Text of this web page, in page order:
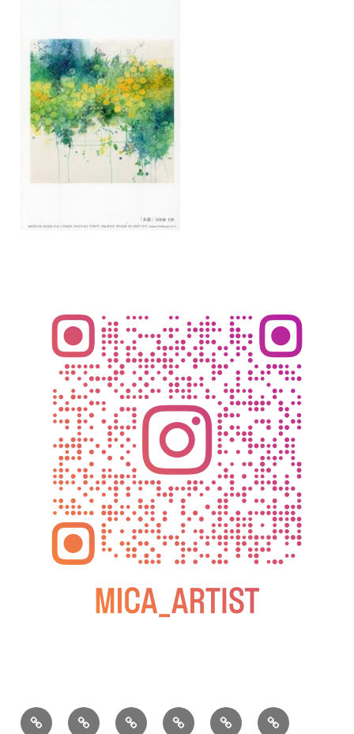
BLOG
教
室
お
問
動
画
過
去
2025
松